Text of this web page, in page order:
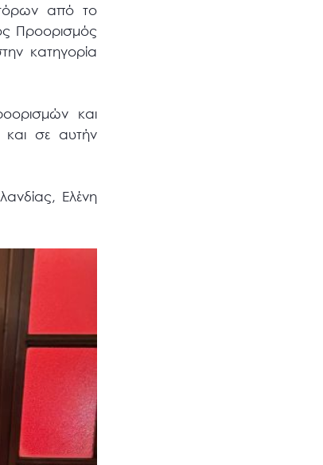
από το
Προορισμός
κατηγορία
και
και σε αυτήν
Ελένη